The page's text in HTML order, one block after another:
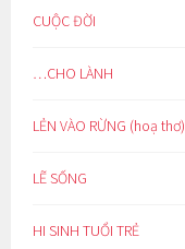
CUỘC ĐỜI
…CHO LÀNH
LẺN VÀO RỪNG (hoạ thơ)
LẼ SỐNG
HI SINH TUỔI TRẺ